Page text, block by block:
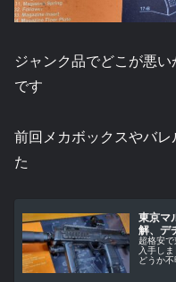
ジャンク品でどこが悪
です
前回メカボックスやバ
た
東京マ
解、デ
超格安
入手し
どうか
だ